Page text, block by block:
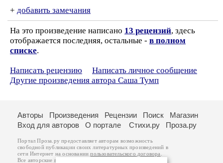
+ добавить замечания
На это произведение написано 13 рецензий, здесь
отображается последняя, остальные - в полном
списке.
Написать рецензию
Написать личное сообщение
Другие произведения автора Саша Тумп
Авторы Произведения Рецензии Поиск
Магазин
Вход для авторов
О портале Стихи.ру Проза.ру
Портал Проза.ру предоставляет авторам возможность
свободной публикации своих литературных произведений в
сети Интернет на основаниипользовательского договора
Все авторские права на произведения принадлежат авторам